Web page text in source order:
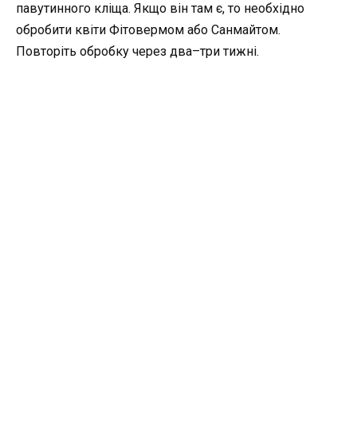
павутинного кліща. Якщо він там є, то необхідно
обробити квіти Фітовермом або Санмайтом.
Повторіть обробку через два–три тижні.